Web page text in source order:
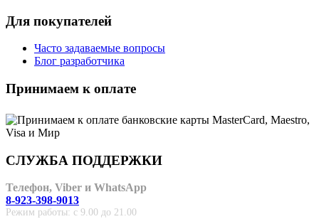
Для покупателей
Часто задаваемые вопросы
Блог разработчика
Принимаем к оплате
СЛУЖБА ПОДДЕРЖКИ
Телефон, Viber и WhatsApp
8-923-398-9013
Режим работы: с 9.00 до 21.00